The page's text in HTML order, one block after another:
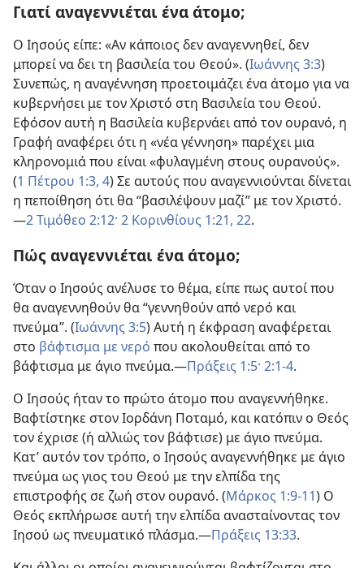
Γιατί αναγεννιέται ένα άτομο;
Ο Ιησούς είπε: «Αν κάποιος δεν αναγεννηθεί, δεν
μπορεί να δει τη βασιλεία του Θεού». (Ιωάννης 3:3)
Συνεπώς, η αναγέννηση προετοιμάζει ένα άτομο για να
κυβερνήσει με τον Χριστό στη Βασιλεία του Θεού.
Εφόσον αυτή η Βασιλεία κυβερνάει από τον ουρανό, η
Γραφή αναφέρει ότι η «νέα γέννηση» παρέχει μια
κληρονομιά που είναι «φυλαγμένη στους ουρανούς».
(1 Πέτρου 1:3, 4) Σε αυτούς που αναγεννιούνται δίνεται
η πεποίθηση ότι θα “βασιλέψουν μαζί” με τον Χριστό.
—2 Τιμόθεο 2:12· 2 Κορινθίους 1:21, 22.
Πώς αναγεννιέται ένα άτομο;
Όταν ο Ιησούς ανέλυσε το θέμα, είπε πως αυτοί που
θα αναγεννηθούν θα “γεννηθούν από νερό και
πνεύμα”. (Ιωάννης 3:5) Αυτή η έκφραση αναφέρεται
στο βάφτισμα με νερό που ακολουθείται από το
βάφτισμα με άγιο πνεύμα.—Πράξεις 1:5· 2:1-4.
Ο Ιησούς ήταν το πρώτο άτομο που αναγεννήθηκε.
Βαφτίστηκε στον Ιορδάνη Ποταμό, και κατόπιν ο Θεός
τον έχρισε (ή αλλιώς τον βάφτισε) με άγιο πνεύμα.
Κατ’ αυτόν τον τρόπο, ο Ιησούς αναγεννήθηκε με άγιο
πνεύμα ως γιος του Θεού με την ελπίδα της
επιστροφής σε ζωή στον ουρανό. (Μάρκος 1:9-11) Ο
Θεός εκπλήρωσε αυτή την ελπίδα ανασταίνοντας τον
Ιησού ως πνευματικό πλάσμα.—Πράξεις 13:33.